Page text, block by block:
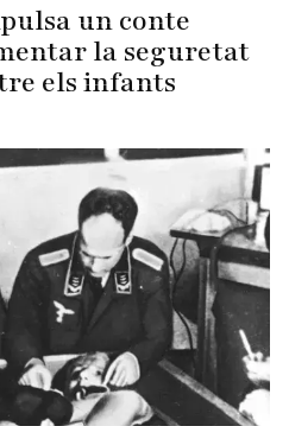
un conte
la seguretat
els infants